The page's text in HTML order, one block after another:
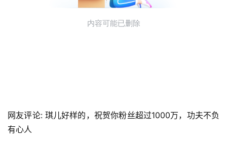
网友评论: 琪儿好样的，祝贺你粉丝超过1000万，功夫不负
有心人